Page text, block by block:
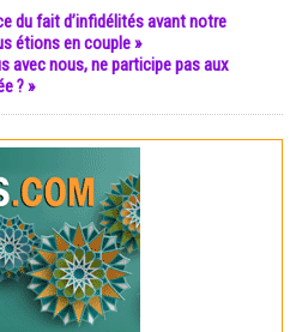
du fait d’infidélités avant notre
étions en couple »
avec nous, ne participe pas aux
? »